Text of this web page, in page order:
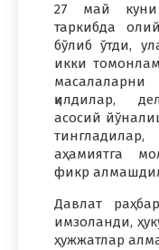
27 май куни
таркибда
бўлиб ўтди,
икки
қилдилар,
асосий
аҳамиятга
фикр
Давлат
имзоланди,
ҳужжатлар